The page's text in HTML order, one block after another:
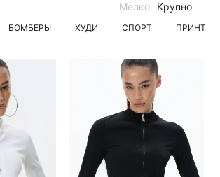
БОМБЕРЫ ХУДИ СПОРТ ПРИНТ
Мелко Крупно